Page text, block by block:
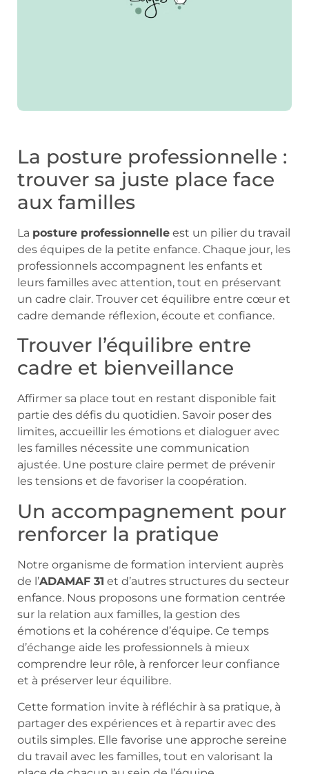
La posture professionnelle :
trouver sa juste place face
aux familles
La posture professionnelle est un pilier du travail
des équipes de la petite enfance. Chaque jour, les
professionnels accompagnent les enfants et
leurs familles avec attention, tout en préservant
un cadre clair. Trouver cet équilibre entre cœur et
cadre demande réflexion, écoute et confiance.
Trouver l’équilibre entre
cadre et bienveillance
Affirmer sa place tout en restant disponible fait
partie des défis du quotidien. Savoir poser des
limites, accueillir les émotions et dialoguer avec
les familles nécessite une communication
ajustée. Une posture claire permet de prévenir
les tensions et de favoriser la coopération.
Un accompagnement pour
renforcer la pratique
Notre organisme de formation intervient auprès
de l’ADAMAF 31 et d’autres structures du secteur
enfance. Nous proposons une formation centrée
sur la relation aux familles, la gestion des
émotions et la cohérence d’équipe. Ce temps
d’échange aide les professionnels à mieux
comprendre leur rôle, à renforcer leur confiance
et à préserver leur équilibre.
Cette formation invite à réfléchir à sa pratique, à
partager des expériences et à repartir avec des
outils simples. Elle favorise une approche sereine
du travail avec les familles, tout en valorisant la